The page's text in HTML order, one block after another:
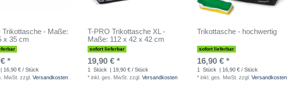
Trikottasche - Maße:
x 35 cm
*
| 16,90 € / Stück
MwSt. zzgl. Versandkosten
T-PRO Trikottasche XL -
Maße: 112 x 42 x 42 cm
sofort lieferbar
19,90 € *
1 Stück
| 19,90 € / Stück
* inkl. ges. MwSt. zzgl. Versandkosten
Trikottasche - hochwertig
sofort lieferbar
16,90 € *
1 Stück
| 16,90 € / Stück
* inkl. ges. MwSt. zzgl. Versandkosten